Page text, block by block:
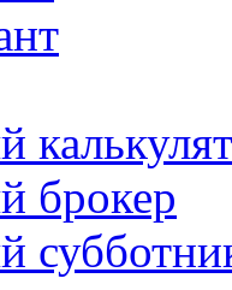
брокер